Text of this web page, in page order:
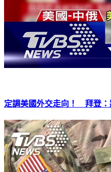
定調美國外交走向！ 拜登：